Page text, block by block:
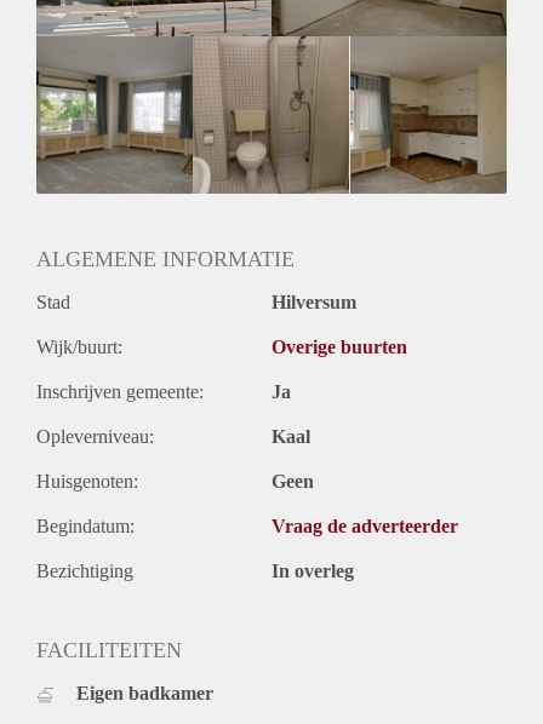
ALGEMENE INFORMATIE
Stad Hilversum
Wijk/buurt: Overige buurten
Inschrijven gemeente: Ja
Opleverniveau: Kaal
Huisgenoten: Geen
Begindatum: Vraag de adverteerder
Bezichtiging In overleg
FACILITEITEN
Eigen badkamer